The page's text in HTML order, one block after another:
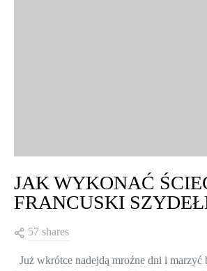
JAK WYKONAĆ
FRANCUSKI
57 shares
Już wkrótce nadejdą mroźne dni i marzyć